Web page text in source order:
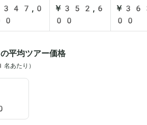
347,0
￥352,6
00
￥
00
平均ツアー価格
たり）